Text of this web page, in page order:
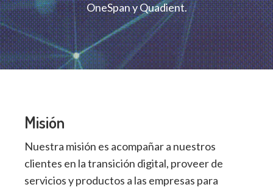
OneSpan y Quadient.
Misión
Nuestra misión es acompañar a nuestros
clientes en la transición digital, proveer de
servicios y productos a las empresas para